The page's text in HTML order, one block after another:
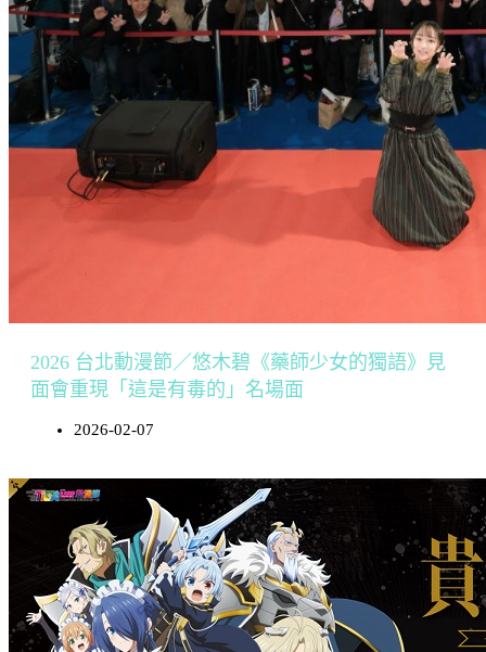
2026 台北動漫節／悠木碧《藥師少女的獨語》見
面會重現「這是有毒的」名場面
2026-02-07